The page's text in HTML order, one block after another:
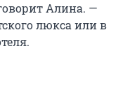
Алина. —
люкса или в